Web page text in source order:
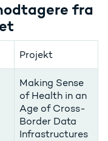
fra
Projekt
Making Sense
of Health in an
Age of Cross-
Border Data
Infrastructures